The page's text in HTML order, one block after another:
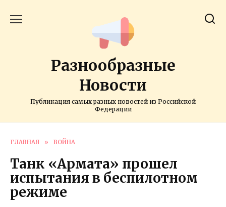
Разнообразные
Новости
Публикация самых разных новостей из Российской
Федерации
ГЛАВНАЯ » ВОЙНА
Танк «Армата» прошел
испытания в беспилотном
режиме